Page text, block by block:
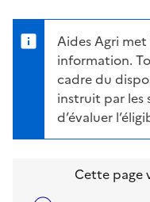
Aides Agri
information.
cadre du
instruit par les
d’évaluer
Cette page